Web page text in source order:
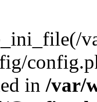
in /var/